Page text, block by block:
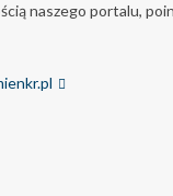
naszego portalu,